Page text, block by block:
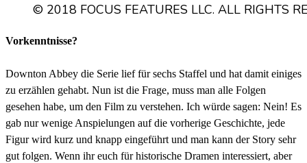
© 2018 FOCUS FEATURES LLC. ALL RIGHTS
Vorkenntnisse?
Downton Abbey die Serie lief für sechs Staffel und hat damit einiges
zu erzählen gehabt. Nun ist die Frage, muss man alle Folgen
gesehen habe, um den Film zu verstehen. Ich würde sagen: Nein! Es
gab nur wenige Anspielungen auf die vorherige Geschichte, jede
Figur wird kurz und knapp eingeführt und man kann der Story sehr
gut folgen. Wenn ihr euch für historische Dramen interessiert, aber